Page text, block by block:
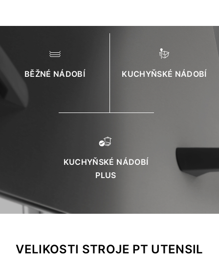
BĚŽNÉ NÁDOBÍ KUCHYŇSKÉ NÁDOBÍ
KUCHYŇSKÉ NÁDOBÍ
PLUS
VELIKOSTI STROJE PT UTENSIL